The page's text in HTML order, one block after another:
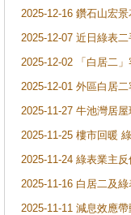
2025-12-16 鑽石山宏
2025-12-07 近日綠表
2025-12-02 「白居二
2025-12-01 外區白居
2025-11-27 牛池灣居
2025-11-25 樓市回暖
2025-11-24 綠表業主
2025-11-16 白居二及
2025-11-11 減息效應